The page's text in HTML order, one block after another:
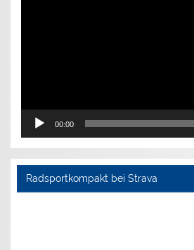
00:00
Radsportkompakt bei Strava